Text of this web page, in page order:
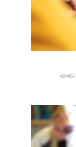
ADVIES